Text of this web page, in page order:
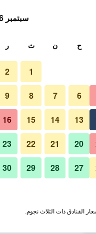
غرفة نوم
صور لـ بريسيس ريزورت
سبتمبر 2026
ح ن ث ر
1
2
6
7
8
9
13
14
15
16
20
21
22
23
27
28
29
30
الفنادق ذات الثلاث نجوم.